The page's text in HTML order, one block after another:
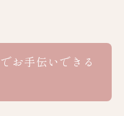
お手伝いできる